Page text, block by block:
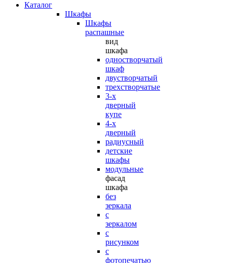
Каталог
Шкафы
Шкафы
распашные
вид
шкафа
одностворчатый
шкаф
двустворчатый
трехстворчатые
3-х
дверный
купе
4-х
дверный
радиусный
детские
шкафы
модульные
фасад
шкафа
без
зеркала
с
зеркалом
с
рисунком
с
фотопечатью